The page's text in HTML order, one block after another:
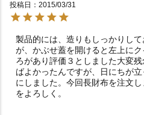
投稿日
2015/03/31
製品的には、造りもしっかりし
が、かぶせ蓋を開けると左上に
ろがあり評価３としました大変
ばよかったんですが、日にちが
にしました。今回長財布を注文
をよろしく。